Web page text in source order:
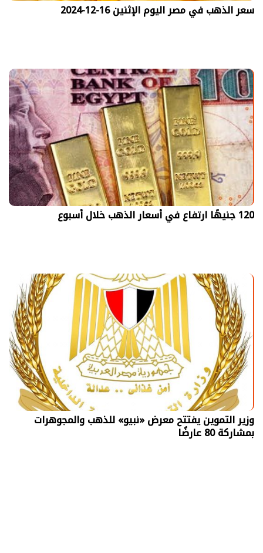
سعر الذهب في مصر اليوم الإثنين 16-12-2024
120 جنيهًا ارتفاع في أسعار الذهب خلال أسبوع
وزير التموين يفتتح معرض «نبيو» للذهب والمجوهرات
بمشاركة 80 عارضًا